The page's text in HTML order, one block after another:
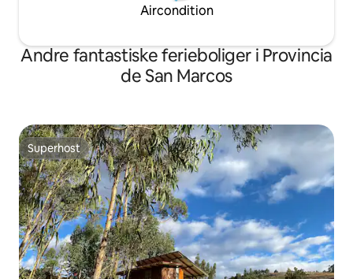
Aircondition
Andre fantastiske ferieboliger i Provincia
de San Marcos
Superhost
Superhost